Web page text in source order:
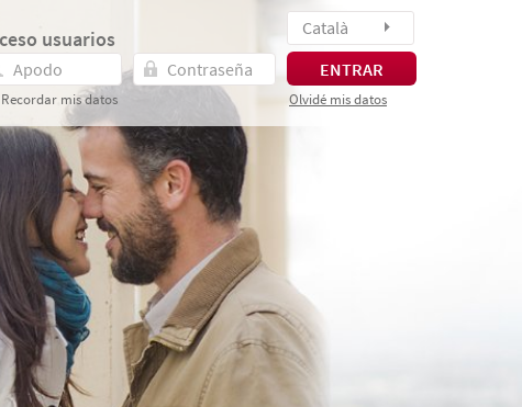
usuarios
Recordar mis datos
Català
ENTRAR
Olvidé mis datos